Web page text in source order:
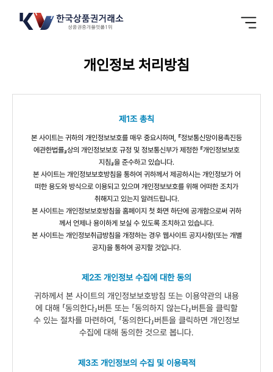
개인정보 처리방침
제1조 총칙
본 사이트는 귀하의 개인정보보호를 매우 중요시하며, 『정보통신망이용촉진등
에관한법률』상의 개인정보보호 규정 및 정보통신부가 제정한 『개인정보보호
지침』을 준수하고 있습니다.
본 사이트는 개인정보보호방침을 통하여 귀하께서 제공하시는 개인정보가 어
떠한 용도와 방식으로 이용되고 있으며 개인정보보호를 위해 어떠한 조치가
취해지고 있는지 알려드립니다.
본 사이트는 개인정보보호방침을 홈페이지 첫 화면 하단에 공개함으로써 귀하
께서 언제나 용이하게 보실 수 있도록 조치하고 있습니다.
본 사이트는 개인정보취급방침을 개정하는 경우 웹사이트 공지사항(또는 개별
공지)을 통하여 공지할 것입니다.
제2조 개인정보 수집에 대한 동의
귀하께서 본 사이트의 개인정보보호방침 또는 이용약관의 내용
에 대해 「동의한다」버튼 또는 「동의하지 않는다」버튼을 클릭할
수 있는 절차를 마련하여, 「동의한다」버튼을 클릭하면 개인정보
수집에 대해 동의한 것으로 봅니다.
제3조 개인정보의 수집 및 이용목적